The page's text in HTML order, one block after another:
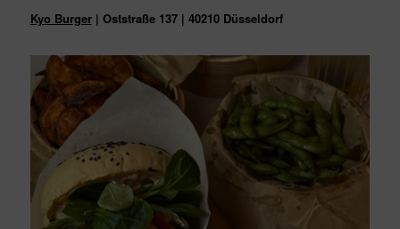
Kyo Burger| Oststraße 137 | 40210 Düsseldorf